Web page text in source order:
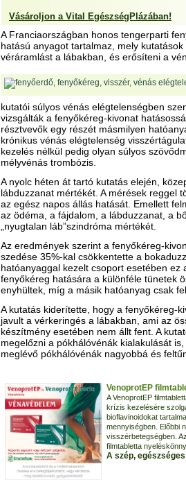
Vásároljon a Vital EgészségPlázában!
A Franciaországban honos tengerparti
hatású anyagot tartalmaz, mely
véráramlást a lábakban, és erősíteni a
kutatói súlyos vénás elégtelenségben
vizsgálták a fenyőkéreg-kivonat
résztvevők egy részét másmilyen
krónikus vénás elégtelenség
kezelés nélkül pedig olyan súlyos
mélyvénás trombózis.
A nyolc héten át tartó kutatás elején,
lábduzzanat mértékét. A mérések reggel
az egész napos állás hatását. Emellett
az ödéma, a fájdalom, a lábduzzanat, a
„nyugtalan láb”szindróma mértékét.
Az eredmények szerint a fenyőkéreg-
szedése 35%-kal csökkentette a
hatóanyaggal kezelt csoport esetében ez
fenyőkéreg hatására a különféle tünetek
enyhültek, míg a másik hatóanyag csak
A kutatás kiderítette, hogy a fenyőkéreg-
javult a vérkeringés a lábakban, ami az
készítmény esetében nem állt fent. A
megelőzni a pókhálóvénák kialakulását
meglévő pókhálóvénák nagyobbá és
VenoprotEP
A VenoprotEP
krízis kezelésére
bioflavinoidokat
mennyiségben. Előbbi
visszérbetegségben.
filmtabletta
A szép,